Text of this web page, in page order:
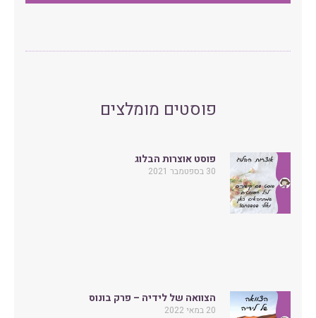
פוסטים מומלצים
פוסט אוצרות הבלוג
30 בספטמבר 2021
הצוואה של לידיה – פרק בונוס
20 במאי 2022